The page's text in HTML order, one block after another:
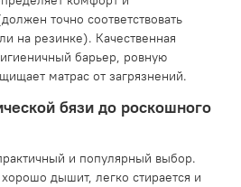
точно соответствовать
на резинке). Качественная
барьер, ровную
матрас от загрязнений.
бязи до роскошного
и популярный выбор.
дышит, легко стирается и